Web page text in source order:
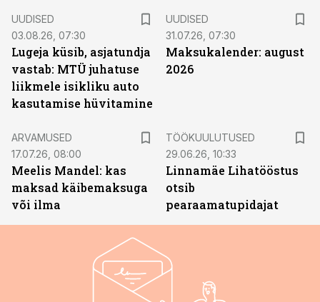
UUDISED
03.08.26, 07:30
Lugeja küsib, asjatundja
vastab: MTÜ juhatuse
liikmele isikliku auto
kasutamise hüvitamine
UUDISED
31.07.26, 07:30
Maksukalender: august
2026
ARVAMUSED
17.07.26, 08:00
Meelis Mandel: kas
maksad käibemaksuga
või ilma
TÖÖKUULUTUSED
29.06.26, 10:33
Linnamäe Lihatööstus
otsib
pearaamatupidajat